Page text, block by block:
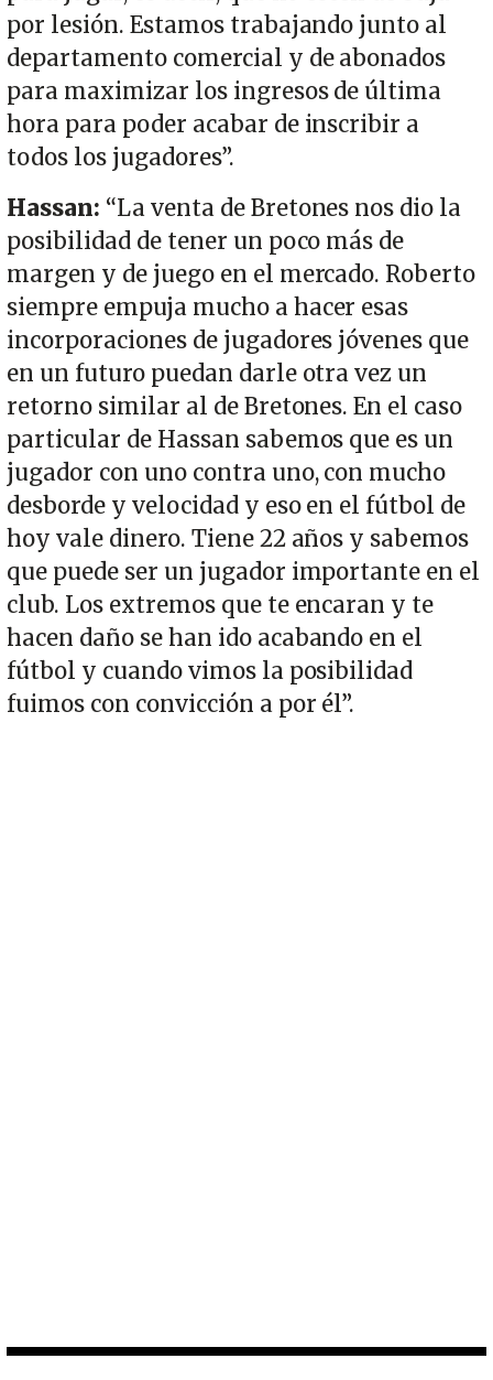
por lesión. Estamos trabajando junto al
departamento comercial y de abonados
para maximizar los ingresos de última
hora para poder acabar de inscribir a
todos los jugadores”.
Hassan: “La venta de Bretones nos dio la
posibilidad de tener un poco más de
margen y de juego en el mercado. Roberto
siempre empuja mucho a hacer esas
incorporaciones de jugadores jóvenes que
en un futuro puedan darle otra vez un
retorno similar al de Bretones. En el caso
particular de Hassan sabemos que es un
jugador con uno contra uno, con mucho
desborde y velocidad y eso en el fútbol de
hoy vale dinero. Tiene 22 años y sabemos
que puede ser un jugador importante en el
club. Los extremos que te encaran y te
hacen daño se han ido acabando en el
fútbol y cuando vimos la posibilidad
fuimos con convicción a por él”.